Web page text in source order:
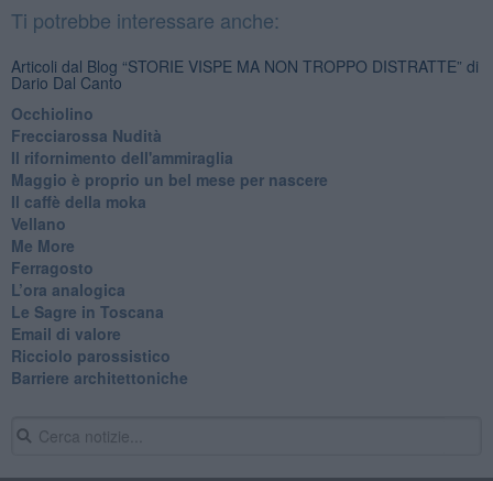
Ti potrebbe interessare anche:
Articoli dal Blog “STORIE VISPE MA NON TROPPO DISTRATTE” di
Dario Dal Canto
Occhiolino
Frecciarossa Nudità
Il rifornimento dell'ammiraglia
​Maggio è proprio un bel mese per nascere
Il caffè della moka
​Vellano
​Me More
​Ferragosto
​L’ora analogica
​Le Sagre in Toscana
​Email di valore
​Ricciolo parossistico
​Barriere architettoniche